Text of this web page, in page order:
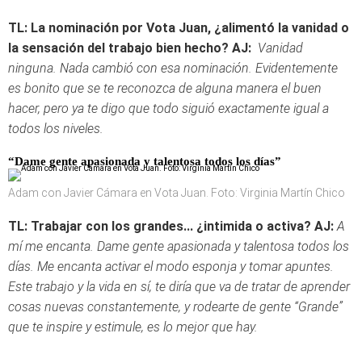
TL: La nominación por Vota Juan, ¿alimentó la vanidad o
la sensación del trabajo bien hecho? AJ: Vanidad
ninguna. Nada cambió con esa nominación. Evidentemente
es bonito que se te reconozca de alguna manera el buen
hacer, pero ya te digo que todo siguió exactamente igual a
todos los niveles.
“Dame gente apasionada y talentosa todos los días”
Adam con Javier Cámara en Vota Juan. Foto: Virginia Martín Chico
TL: Trabajar con los grandes... ¿intimida o activa? AJ:A
mí me encanta. Dame gente apasionada y talentosa todos los
días. Me encanta activar el modo esponja y tomar apuntes.
Este trabajo y la vida en sí, te diría que va de tratar de aprender
cosas nuevas constantemente, y rodearte de gente “Grande”
que te inspire y estimule, es lo mejor que hay.